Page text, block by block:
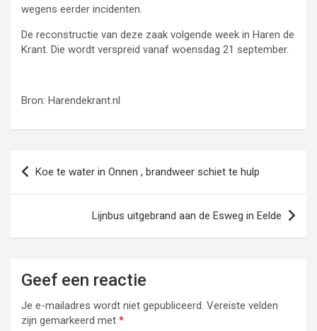
wegens eerder incidenten.
De reconstructie van deze zaak volgende week in Haren de
Krant. Die wordt verspreid vanaf woensdag 21 september.
Bron: Harendekrant.nl
Bericht
navigatie
Koe te water in Onnen , brandweer schiet te hulp
Lijnbus uitgebrand aan de Esweg in Eelde
Geef een reactie
Je e-mailadres wordt niet gepubliceerd. Vereiste velden
zijn gemarkeerd met *